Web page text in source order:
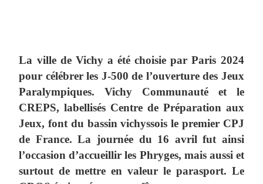
La ville de Vichy a été choisie par Paris 2024
pour célébrer les J-500 de l’ouverture des Jeux
Paralympiques. Vichy Communauté et le
CREPS, labellisés Centre de Préparation aux
Jeux, font du bassin vichyssois le premier CPJ
de France. La journée du 16 avril fut ainsi
l’occasion d’accueillir les Phryges, mais aussi et
surtout de mettre en valeur le parasport. Le